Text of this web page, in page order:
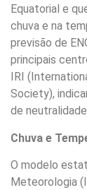
Equatorial e
chuva e na
previsão de
principais
IRI
Society),
de
Chuva e
O modelo
Meteorologia